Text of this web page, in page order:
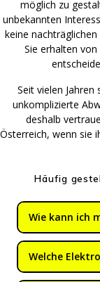
möglich zu
unbekannten
keine
Sie erhalten
Seit vielen
unkomplizierte
deshalb
Österreich, wenn sie
Häufig
Wie kann ich
Welche